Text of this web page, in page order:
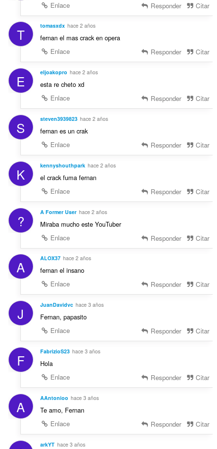
Enlace
Responder Citar
T tomasxdx hace 2 años
fernan el mas crack en opera
Enlace
Responder Citar
E eljoakopro hace 2 años
esta re cheto xd
Enlace
Responder Citar
S steven3939823 hace 2 años
fernan es un crak
Enlace
Responder Citar
K kennyshouthpark hace 2 años
el crack fuma fernan
Enlace
Responder Citar
? A Former User hace 2 años
Miraba mucho este YouTuber
Enlace
Responder Citar
A ALOX37 hace 2 años
fernan el insano
Enlace
Responder Citar
J JuanDavidvc hace 3 años
Fernan, papasito
Enlace
Responder Citar
F FabrizioS23 hace 3 años
Hola
Enlace
Responder Citar
A AAntonioo hace 3 años
Te amo, Fernan
Enlace
Responder Citar
arkYT hace 3 años